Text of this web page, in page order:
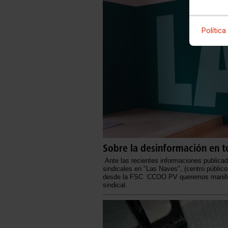
Sobre la desinformación en
Ante las recientes informaciones
sindicales en "Las Naves", (centro
desde la FSC CCOO PV queremos
sindical.